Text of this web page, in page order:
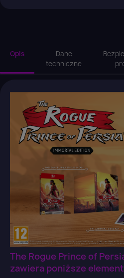
Opis
Dane
techniczne
The Rogue Prince of
zawiera poniższe